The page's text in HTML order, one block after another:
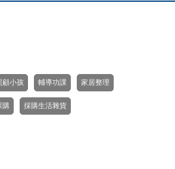
顧小孩 輔導功課 家居整理
購 採購生活雜貨